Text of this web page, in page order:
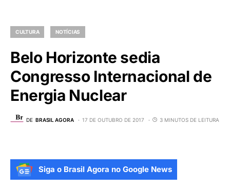
CULTURA NOTÍCIAS
Belo Horizonte sedia
Congresso Internacional de
Energia Nuclear
DE BRASIL AGORA 17 DE OUTUBRO DE 2017 3 MINUTOS DE LEITURA
Siga o Brasil Agora no Google News